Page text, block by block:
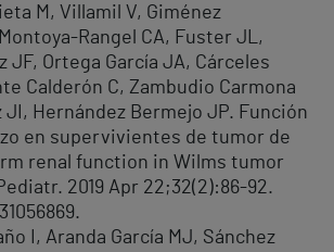
M, Villamil V, Giménez
Rangel CA, Fuster JL,
JF, Ortega García JA, Cárceles
Calderón C, Zambudio Carmona
JI, Hernández Bermejo JP. Función
en supervivientes de tumor de
renal function in Wilms tumor
2019 Apr 22;32(2):86-92.
I, Aranda García MJ, Sánchez